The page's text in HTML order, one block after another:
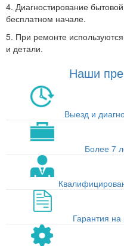
4. Диагностирование
бесплатном начале.
5. При ремонте
и детали.
Наши
Выезд и
Более 7
Гарантия